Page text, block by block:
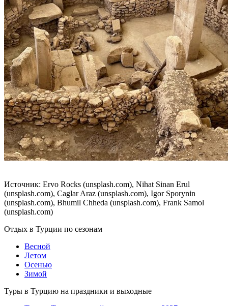
Источник: Ervo Rocks (unsplash.com), Nihat Sinan Erul
(unsplash.com), Caglar Araz (unsplash.com), Igor Sporynin
(unsplash.com), Bhumil Chheda (unsplash.com), Frank Samol
(unsplash.com)
Отдых в Турции по сезонам
Весной
Летом
Осенью
Зимой
Туры в Турцию на праздники и выходные